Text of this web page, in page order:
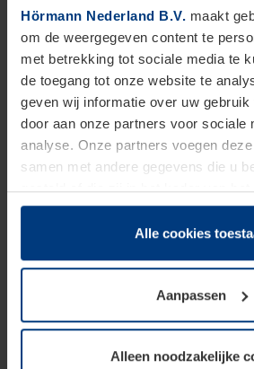
Hörmann Nederland B.V. maakt
om de weergegeven content te
met betrekking tot sociale media te
de toegang tot onze website te
geven wij informatie over uw
door aan onze partners voor sociale
analyse. Onze partners voegen
samen met andere gegevens die u
gesteld of die zij in het kader van
dienstverlening hebben verzameld.
Juridisch zijn wij gerechtigd om
onze pagina's absoluut noodzakelijk
soorten cookies is uw toestemming
toestemming kunt u op elk moment
wijzigen of herroepen.
Alle cookies
Aanpassen
Alleen noodzakelijke
Betaalautomaten voor
parkeerplaatssystemen
Individuele betaalsystemen